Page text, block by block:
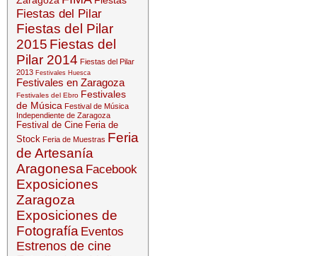
Fiestas del Pilar
Fiestas del Pilar
2015 Fiestas del
Pilar 2014 Fiestas del Pilar
2013 Festivales Huesca
Festivales en Zaragoza
Festivales del Ebro Festivales
de Música Festival de Música
Independiente de Zaragoza
Festival de Cine Feria de
Stock Feria de Muestras Feria
de Artesanía
Aragonesa Facebook
Exposiciones
Zaragoza
Exposiciones de
Fotografía Eventos
Estrenos de cine